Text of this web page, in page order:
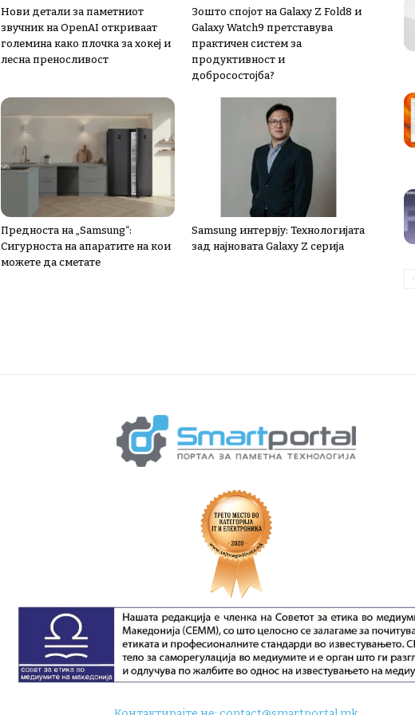
Нови детали за паметниот
звучник на OpenAI откриваат
големина како плочка за хокеј и
лесна преносливост
Зошто спојот на Galaxy Z Fold8 и
Galaxy Watch9 претставува
практичен систем за
продуктивност и
добросостојба?
Предноста на „Samsung“:
Сигурноста на апаратите на кои
можете да сметате
Samsung интервју: Технологијата
зад најновата Galaxy Z серија